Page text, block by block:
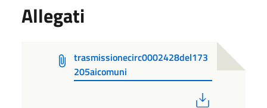
Allegati
trasmissionecirc0002428del173
205aicomuni